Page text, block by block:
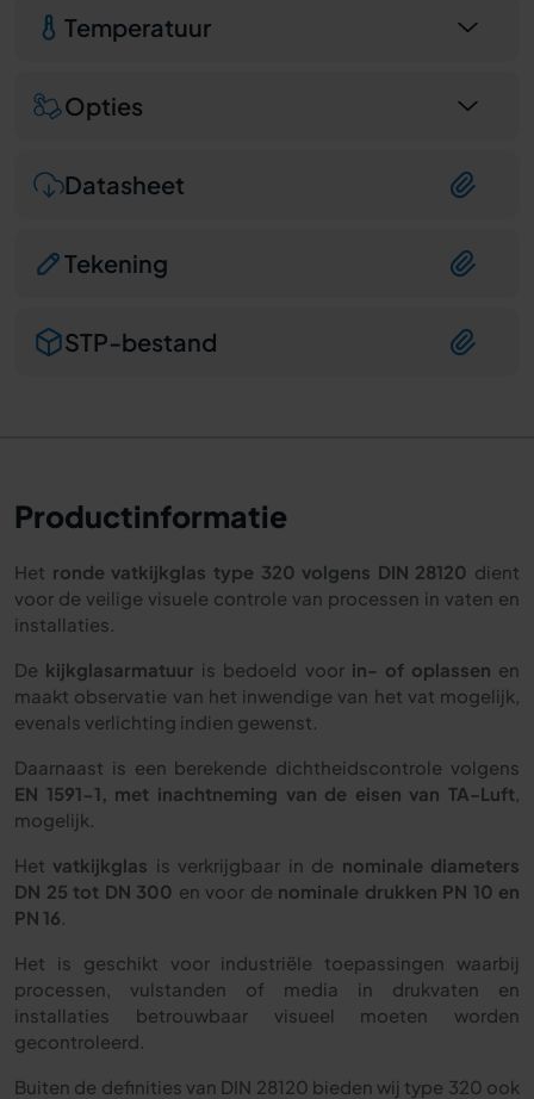
Temperatuur
Opties
Datasheet
Tekening
STP-bestand
Productinformatie
Het ronde vatkijkglas type 320 volgens DIN 28120 dient
voor de veilige visuele controle van processen in vaten en
installaties.
De kijkglasarmatuur is bedoeld voor in- of oplassen en
maakt observatie van het inwendige van het vat mogelijk,
evenals verlichting indien gewenst.
Daarnaast is een berekende dichtheidscontrole volgens
EN 1591-1, met inachtneming van de eisen van TA-Luft
mogelijk.
Het vatkijkglas is verkrijgbaar in de nominale diameters
DN 25 tot DN 300 en voor de nominale drukken PN 10 en
PN 16
Het is geschikt voor industriële toepassingen waarbij
processen, vulstanden of media in drukvaten en
installaties betrouwbaar visueel moeten worden
gecontroleerd.
Buiten de definities van DIN 28120 bieden wij type 320 ook